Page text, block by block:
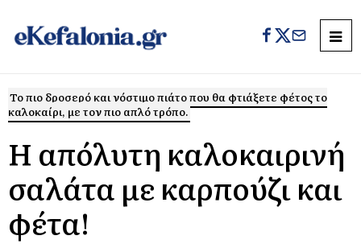
Το πιο δροσερό και νόστιμο πιάτο που θα φτιάξετε φέτος το
καλοκαίρι, με τον πιο απλό τρόπο.
Η απόλυτη καλοκαιρινή
σαλάτα με καρπούζι και
φέτα!